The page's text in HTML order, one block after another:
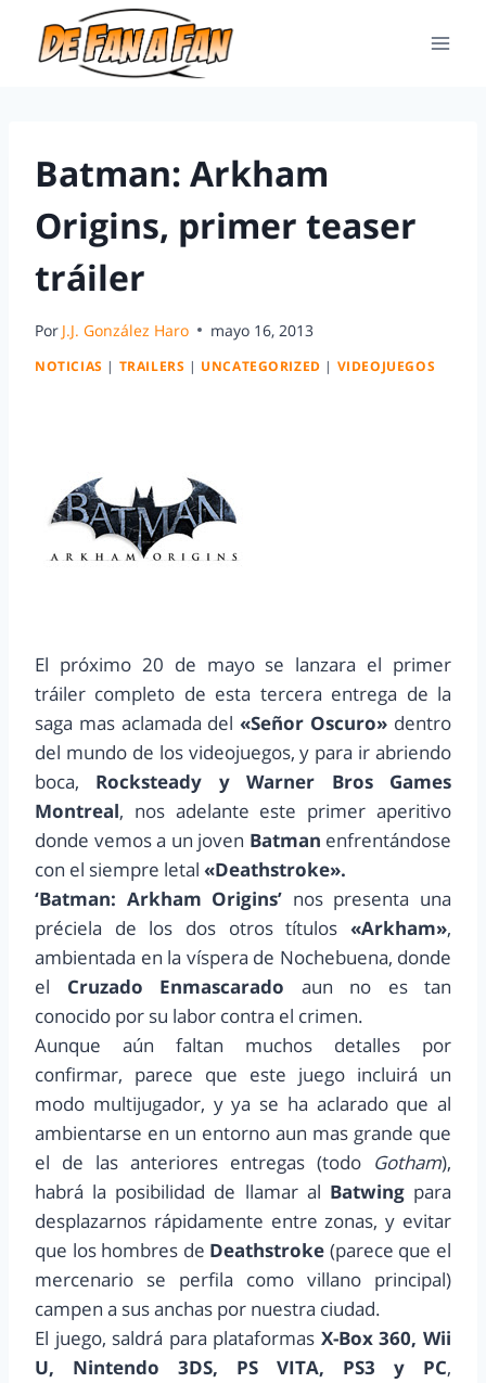
Batman: Arkham
Origins, primer teaser
tráiler
Por J.J. González Haro mayo 16, 2013
NOTICIAS | TRAILERS | UNCATEGORIZED | VIDEOJUEGOS
El próximo 20 de mayo se lanzara el primer
tráiler completo de esta tercera entrega de la
saga mas aclamada del «Señor Oscuro» dentro
del mundo de los videojuegos, y para ir abriendo
boca, Rocksteady y Warner Bros Games
Montreal, nos adelante este primer aperitivo
donde vemos a un joven Batman enfrentándose
con el siempre letal «Deathstroke».
‘Batman: Arkham Origins’ nos presenta una
préciela de los dos otros títulos «Arkham»,
ambientada en la víspera de Nochebuena, donde
el Cruzado Enmascarado aun no es tan
conocido por su labor contra el crimen.
Aunque aún faltan muchos detalles por
confirmar, parece que este juego incluirá un
modo multijugador, y ya se ha aclarado que al
ambientarse en un entorno aun mas grande que
el de las anteriores entregas (todo Gotham),
habrá la posibilidad de llamar al Batwing para
desplazarnos rápidamente entre zonas, y evitar
que los hombres de Deathstroke (parece que el
mercenario se perfila como villano principal)
campen a sus anchas por nuestra ciudad.
El juego, saldrá para plataformas X-Box 360, Wii
U, Nintendo 3DS, PS VITA, PS3 y PC,